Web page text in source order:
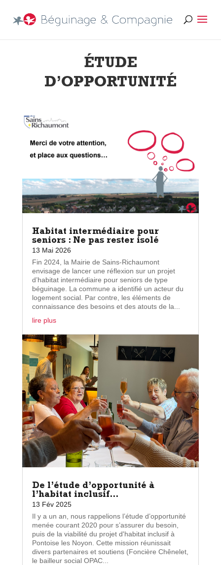
ÉTUDE
D’OPPORTUNITÉ
Habitat intermédiaire pour
seniors : Ne pas rester isolé
13 Mai 2026
Fin 2024, la Mairie de Sains-Richaumont
envisage de lancer une réflexion sur un projet
d’habitat intermédiaire pour seniors de type
béguinage. La commune a identifié un acteur du
logement social. Par contre, les éléments de
connaissance des besoins et des atouts de la...
lire plus
De l’étude d’opportunité à
l’habitat inclusif…
13 Fév 2025
Il y a un an, nous rappelions l’étude d’opportunité
menée courant 2020 pour s’assurer du besoin,
puis de la viabilité du projet d'habitat inclusif à
Pontoise les Noyon. Cette mission réunissait
divers partenaires et soutiens (Foncière Chênelet,
le bailleur social OPAC...